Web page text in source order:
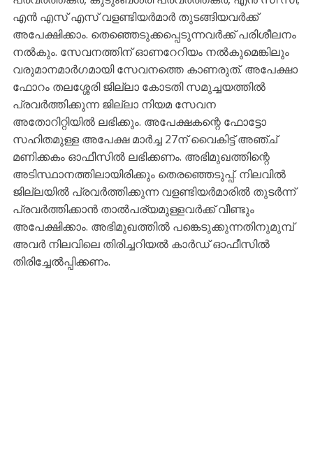
എൻ എസ് എസ് വളണ്ടിയർമാർ തുടങ്ങിയവർക്ക്
അപേക്ഷിക്കാം. തെഞ്ഞെടുക്കപ്പെടുന്നവർക്ക് പരിശീലനം
നൽകും. സേവനത്തിന് ഓണറേറിയം നൽകുമെങ്കിലും
വരുമാനമാർഗമായി സേവനത്തെ കാണരുത്. അപേക്ഷാ
ഫോറം തലശ്ശേരി ജില്ലാ കോടതി സമുച്ചയത്തിൽ
പ്രവർത്തിക്കുന്ന ജില്ലാ നിയമ സേവന
അതോറിറ്റിയിൽ ലഭിക്കും. അപേക്ഷകന്റെ ഫോട്ടോ
സഹിതമുള്ള അപേക്ഷ മാർച്ച 27ന് വൈകിട്ട് അഞ്ച്
മണിക്കകം ഓഫീസിൽ ലഭിക്കണം. അഭിമുഖത്തിന്റെ
അടിസ്ഥാനത്തിലായിരിക്കും തെരഞ്ഞെടുപ്പ്. നിലവിൽ
ജില്ലയിൽ പ്രവർത്തിക്കുന്ന വളണ്ടിയർമാരിൽ തുടർന്ന്
പ്രവർത്തിക്കാൻ താൽപര്യമുള്ളവർക്ക് വീണ്ടും
അപേക്ഷിക്കാം. അഭിമുഖത്തിൽ പങ്കെടുക്കുന്നതിനുമുമ്പ്
അവർ നിലവിലെ തിരിച്ചറിയൽ കാർഡ് ഓഫീസിൽ
തിരിച്ചേൽപ്പിക്കണം.